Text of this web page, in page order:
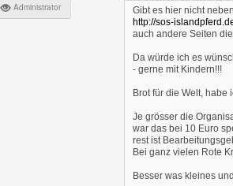
Administrator
Gibt es hier nicht
http://sos-
auch andere Seiten
Da würde ich es
- gerne mit Kindern!!!
Brot für die Welt,
Je grösser die
war das bei 10 Euro
rest ist
Bei ganz vielen Rote
Besser was kleines